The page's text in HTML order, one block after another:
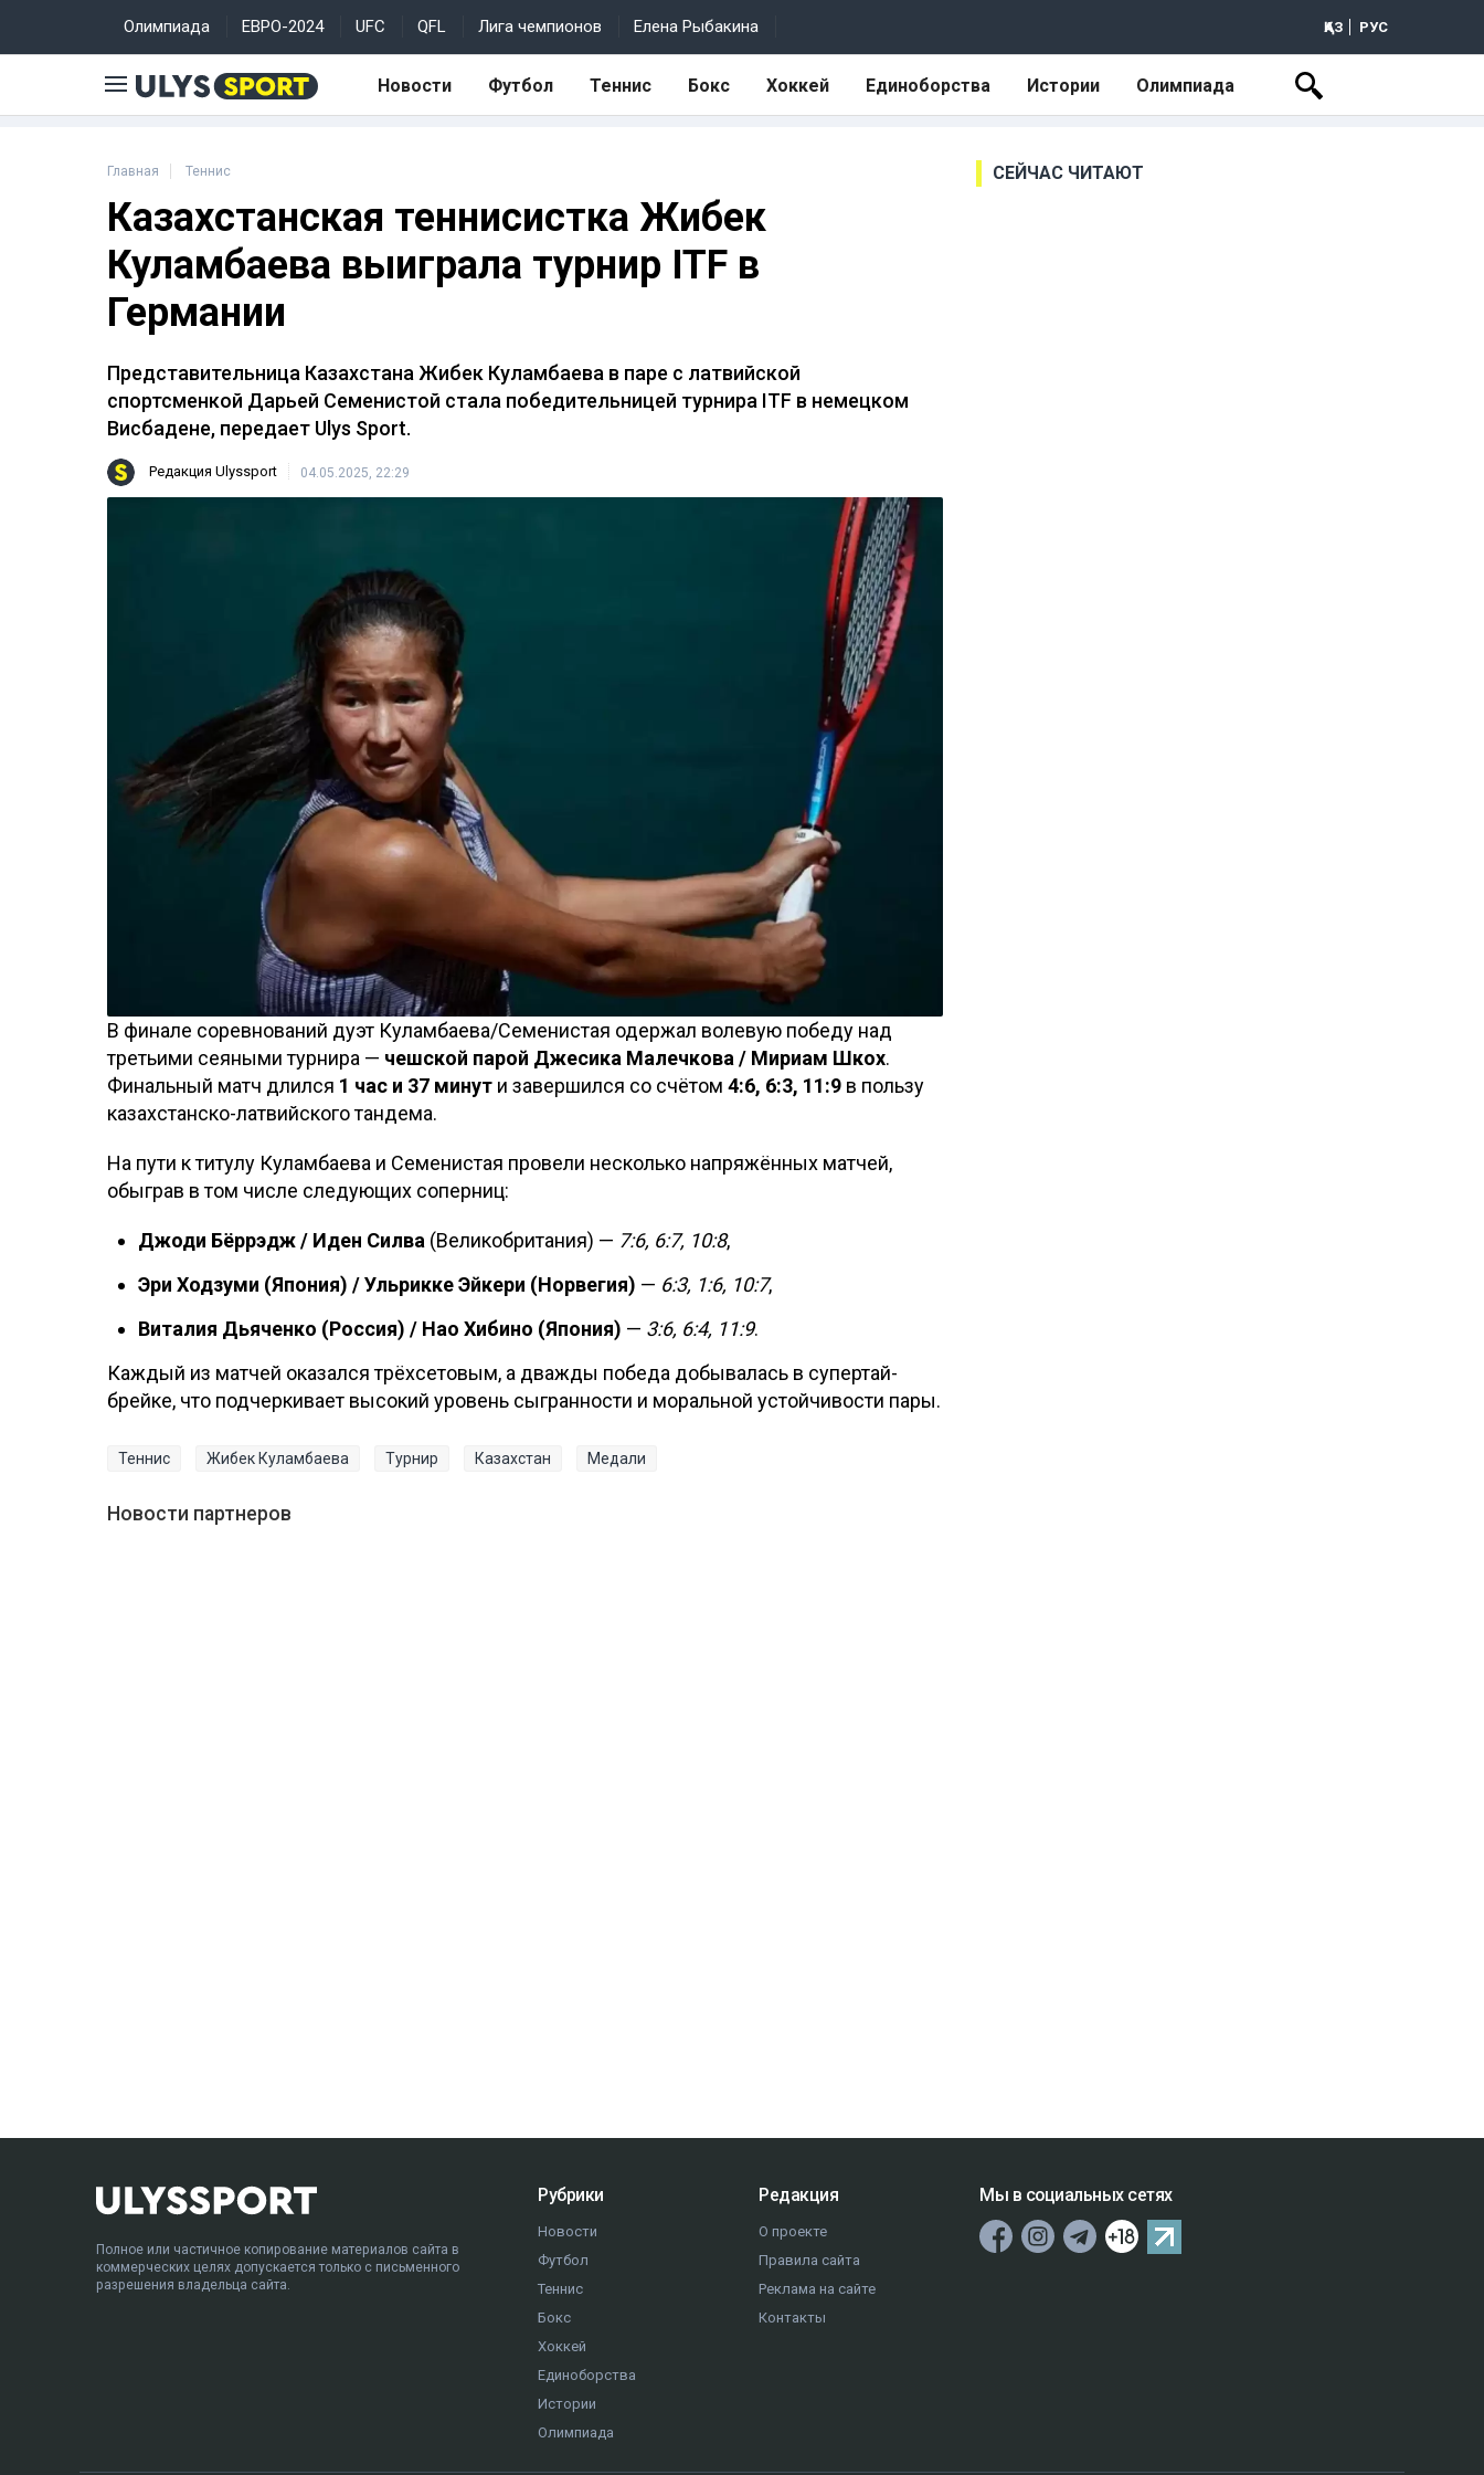
Олимпиада ЕВРО-2024 UFC QFL Лига чемпионов Елена Рыбакина ҚАЗ РУС
Новости Футбол Теннис Бокс Хоккей Единоборства Истории Олимпиада
Главная Теннис
Казахстанская теннисистка Жибек
Куламбаева выиграла турнир ITF в
Германии
Представительница Казахстана Жибек Куламбаева в паре с латвийской
спортсменкой Дарьей Семенистой стала победительницей турнира ITF в немецком
Висбадене, передает Ulys Sport.
Редакция Ulyssport 04.05.2025, 22:29
В финале соревнований дуэт Куламбаева/Семенистая одержал волевую победу над
третьими сеяными турнира — чешской парой Джесика Малечкова / Мириам Шкох.
Финальный матч длился 1 час и 37 минут и завершился со счётом 4:6, 6:3, 11:9 в пользу
казахстанско-латвийского тандема.
На пути к титулу Куламбаева и Семенистая провели несколько напряжённых матчей,
обыграв в том числе следующих соперниц:
Джоди Бёррэдж / Иден Силва (Великобритания) — 7:6, 6:7, 10:8,
Эри Ходзуми (Япония) / Ульрикке Эйкери (Норвегия) — 6:3, 1:6, 10:7,
Виталия Дьяченко (Россия) / Нао Хибино (Япония) — 3:6, 6:4, 11:9.
Каждый из матчей оказался трёхсетовым, а дважды победа добывалась в супертай-
брейке, что подчеркивает высокий уровень сыгранности и моральной устойчивости пары.
Теннис Жибек Куламбаева Турнир Казахстан Медали
Новости партнеров
СЕЙЧАС ЧИТАЮТ
Полное или частичное копирование материалов сайта в
коммерческих целях допускается только с письменного
разрешения владельца сайта.
Рубрики
Новости
Футбол
Теннис
Бокс
Хоккей
Единоборства
Истории
Олимпиада
Редакция
О проекте
Правила сайта
Реклама на сайте
Контакты
Мы в социальных сетях